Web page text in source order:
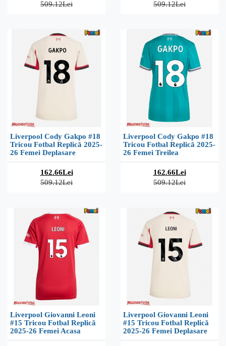
509.12Lei
509.12Lei
Liverpool Cody Gakpo #18
Tricou Fotbal Replică 2025-
26 Femei Deplasare
162.66Lei
509.12Lei
Liverpool Cody Gakpo #18
Tricou Fotbal Replică 2025-
26 Femei Treilea
162.66Lei
509.12Lei
Liverpool Giovanni Leoni
#15 Tricou Fotbal Replică
2025-26 Femei Acasa
Liverpool Giovanni Leoni
#15 Tricou Fotbal Replică
2025-26 Femei Deplasare